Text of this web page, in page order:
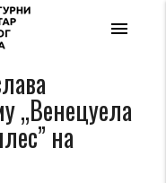
menu
„Венецуела
на